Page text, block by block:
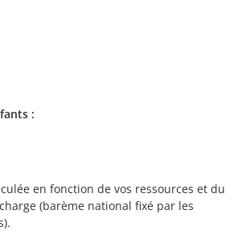
:
en fonction de vos ressources et du
(barème national fixé par les